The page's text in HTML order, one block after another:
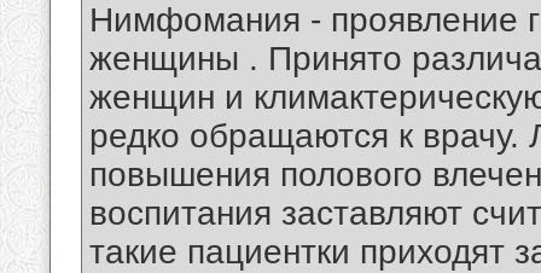
Нимфомания - проявление
женщины . Принято
женщин и
редко обращаются к врачу.
повышения полового
воспитания заставляют
такие пациентки